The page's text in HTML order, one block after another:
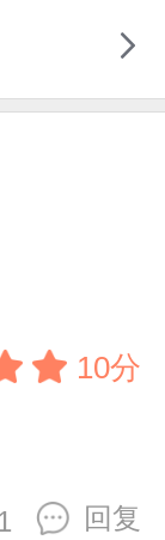
10分
回复
1